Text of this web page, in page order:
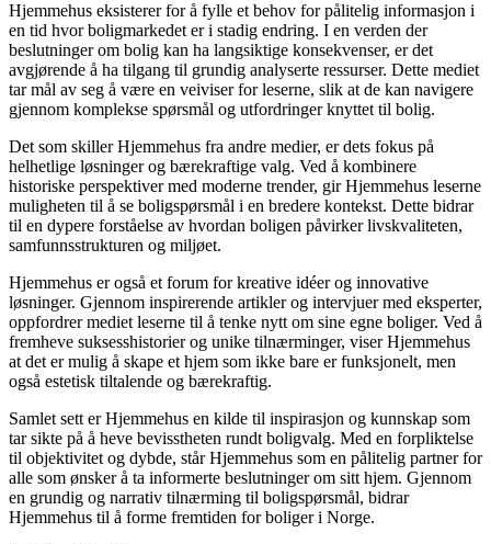
Hjemmehus eksisterer for å fylle et behov for pålitelig informasjon i
en tid hvor boligmarkedet er i stadig endring. I en verden der
beslutninger om bolig kan ha langsiktige konsekvenser, er det
avgjørende å ha tilgang til grundig analyserte ressurser. Dette mediet
tar mål av seg å være en veiviser for leserne, slik at de kan navigere
gjennom komplekse spørsmål og utfordringer knyttet til bolig.
Det som skiller Hjemmehus fra andre medier, er dets fokus på
helhetlige løsninger og bærekraftige valg. Ved å kombinere
historiske perspektiver med moderne trender, gir Hjemmehus leserne
muligheten til å se boligspørsmål i en bredere kontekst. Dette bidrar
til en dypere forståelse av hvordan boligen påvirker livskvaliteten,
samfunnsstrukturen og miljøet.
Hjemmehus er også et forum for kreative idéer og innovative
løsninger. Gjennom inspirerende artikler og intervjuer med eksperter,
oppfordrer mediet leserne til å tenke nytt om sine egne boliger. Ved å
fremheve suksesshistorier og unike tilnærminger, viser Hjemmehus
at det er mulig å skape et hjem som ikke bare er funksjonelt, men
også estetisk tiltalende og bærekraftig.
Samlet sett er Hjemmehus en kilde til inspirasjon og kunnskap som
tar sikte på å heve bevisstheten rundt boligvalg. Med en forpliktelse
til objektivitet og dybde, står Hjemmehus som en pålitelig partner for
alle som ønsker å ta informerte beslutninger om sitt hjem. Gjennom
en grundig og narrativ tilnærming til boligspørsmål, bidrar
Hjemmehus til å forme fremtiden for boliger i Norge.